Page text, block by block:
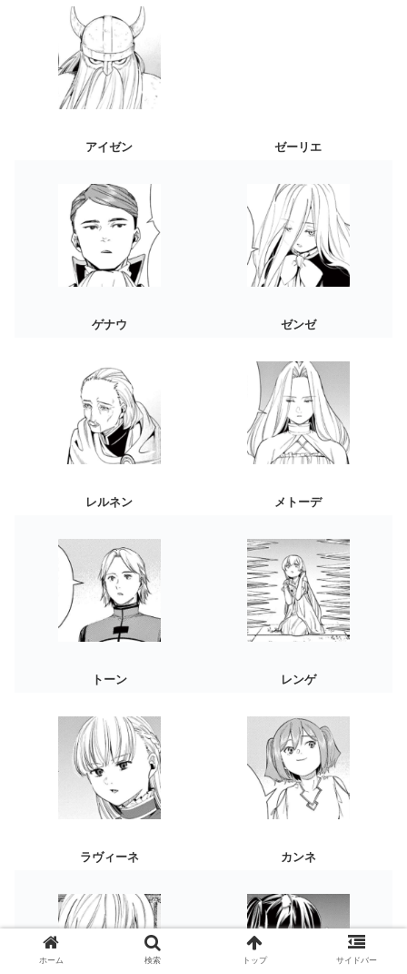
アイゼン ゼーリエ
ゲナウ ゼンゼ
レルネン メトーデ
トーン レンゲ
ラヴィーネ カンネ
ホーム 検索 トップ サイドバー